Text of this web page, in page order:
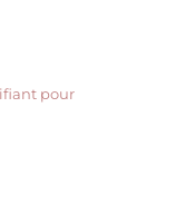
pour